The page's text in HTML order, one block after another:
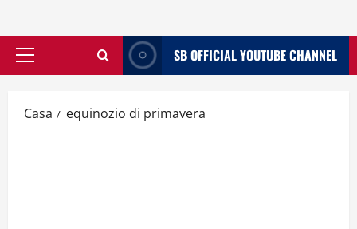
Menù
SB OFFICIAL YOUTUBE CHANNEL
Casa equinozio di primavera